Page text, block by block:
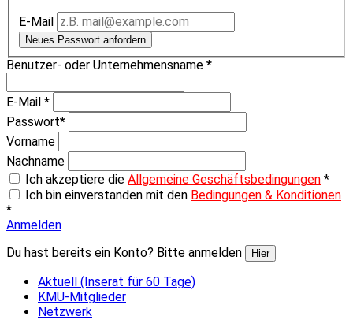
E-Mail
Neues Passwort anfordern
Benutzer- oder Unternehmensname *
E-Mail *
Passwort*
Vorname
Nachname
Ich akzeptiere die Allgemeine Geschäftsbedingungen *
Ich bin einverstanden mit den Bedingungen & Konditionen
*
Anmelden
Du hast bereits ein Konto? Bitte anmelden
Hier
Aktuell (Inserat für 60 Tage)
KMU-Mitglieder
Netzwerk